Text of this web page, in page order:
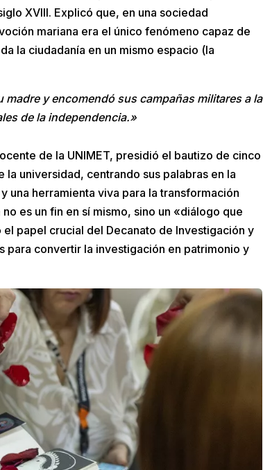
XVIII. Explicó que, en una sociedad
mariana era el único fenómeno capaz de
la ciudadanía en un mismo espacio (la
y encomendó sus campañas militares a la
de la independencia.»
de la UNIMET, presidió el bautizo de cinco
universidad, centrando sus palabras en la
una herramienta viva para la transformación
es un fin en sí mismo, sino un «diálogo que
papel crucial del Decanato de Investigación y
para convertir la investigación en patrimonio y